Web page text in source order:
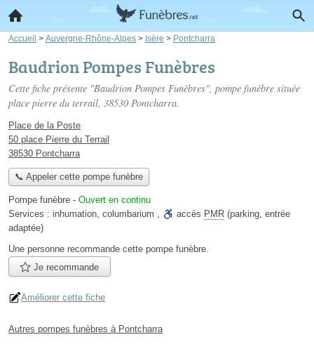
Accueil > Auvergne-Rhône-Alpes > Isère > Pontcharra
Baudrion Pompes Funèbres
Cette fiche présente "Baudrion Pompes Funèbres", pompe funèbre située
place pierre du terrail, 38530 Pontcharra.
Place de la Poste
50 place Pierre du Terrail
38530 Pontcharra
📞 Appeler cette pompe funèbre
Pompe funèbre - Ouvert en continu
Services : inhumation, columbarium , accès PMR (parking, entrée
adaptée)
Une personne recommande cette pompe funèbre.
Je recommande
Améliorer cette fiche
Autres pompes funèbres à Pontcharra